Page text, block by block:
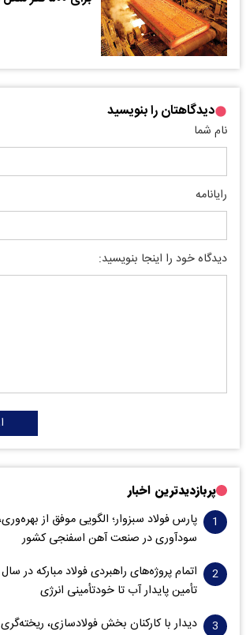
دیدگاهتان را بنویسید
نام شما
رایانامه
دیدگاه خود را اینجا بنویسید:
پربازدیدترین اخبار
پارس فولاد سبزوار؛ الگویی موفق از
سود‌آوری در صنعت آهن اسفنجی کشور
تأمین پایدار آب تا خودتأمینی انرژی
دیدار با کارکنان بخش فولادسازی،